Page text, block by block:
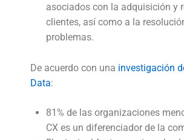
asociados con la adquisición y
clientes, así como a la
problemas.
De acuerdo con una investigación
Data:
81% de las organizaciones
CX es un diferenciador de la